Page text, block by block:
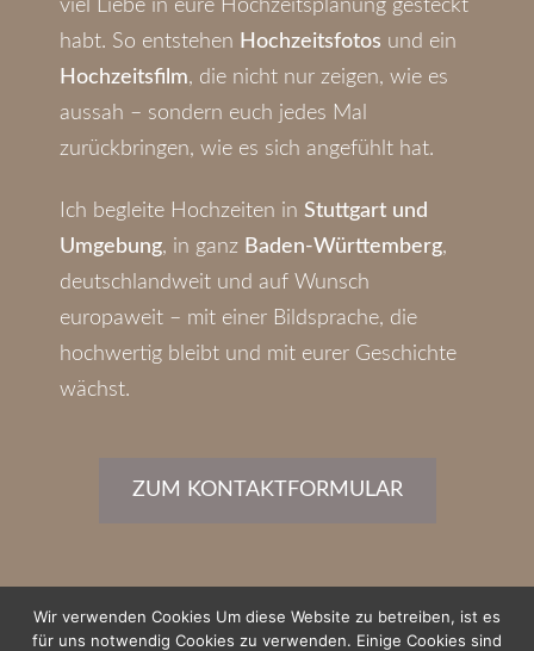
viel Liebe in eure Hochzeitsplanung gesteckt
habt. So entstehen Hochzeitsfotos und ein
Hochzeitsfilm, die nicht nur zeigen, wie es
aussah – sondern euch jedes Mal
zurückbringen, wie es sich angefühlt hat.
Ich begleite Hochzeiten in Stuttgart und
Umgebung, in ganz Baden-Württemberg,
deutschlandweit und auf Wunsch
europaweit – mit einer Bildsprache, die
hochwertig bleibt und mit eurer Geschichte
wächst.
ZUM KONTAKTFORMULAR
Wir verwenden Cookies Um diese Website zu betreiben, ist es
für uns notwendig Cookies zu verwenden. Einige Cookies sind